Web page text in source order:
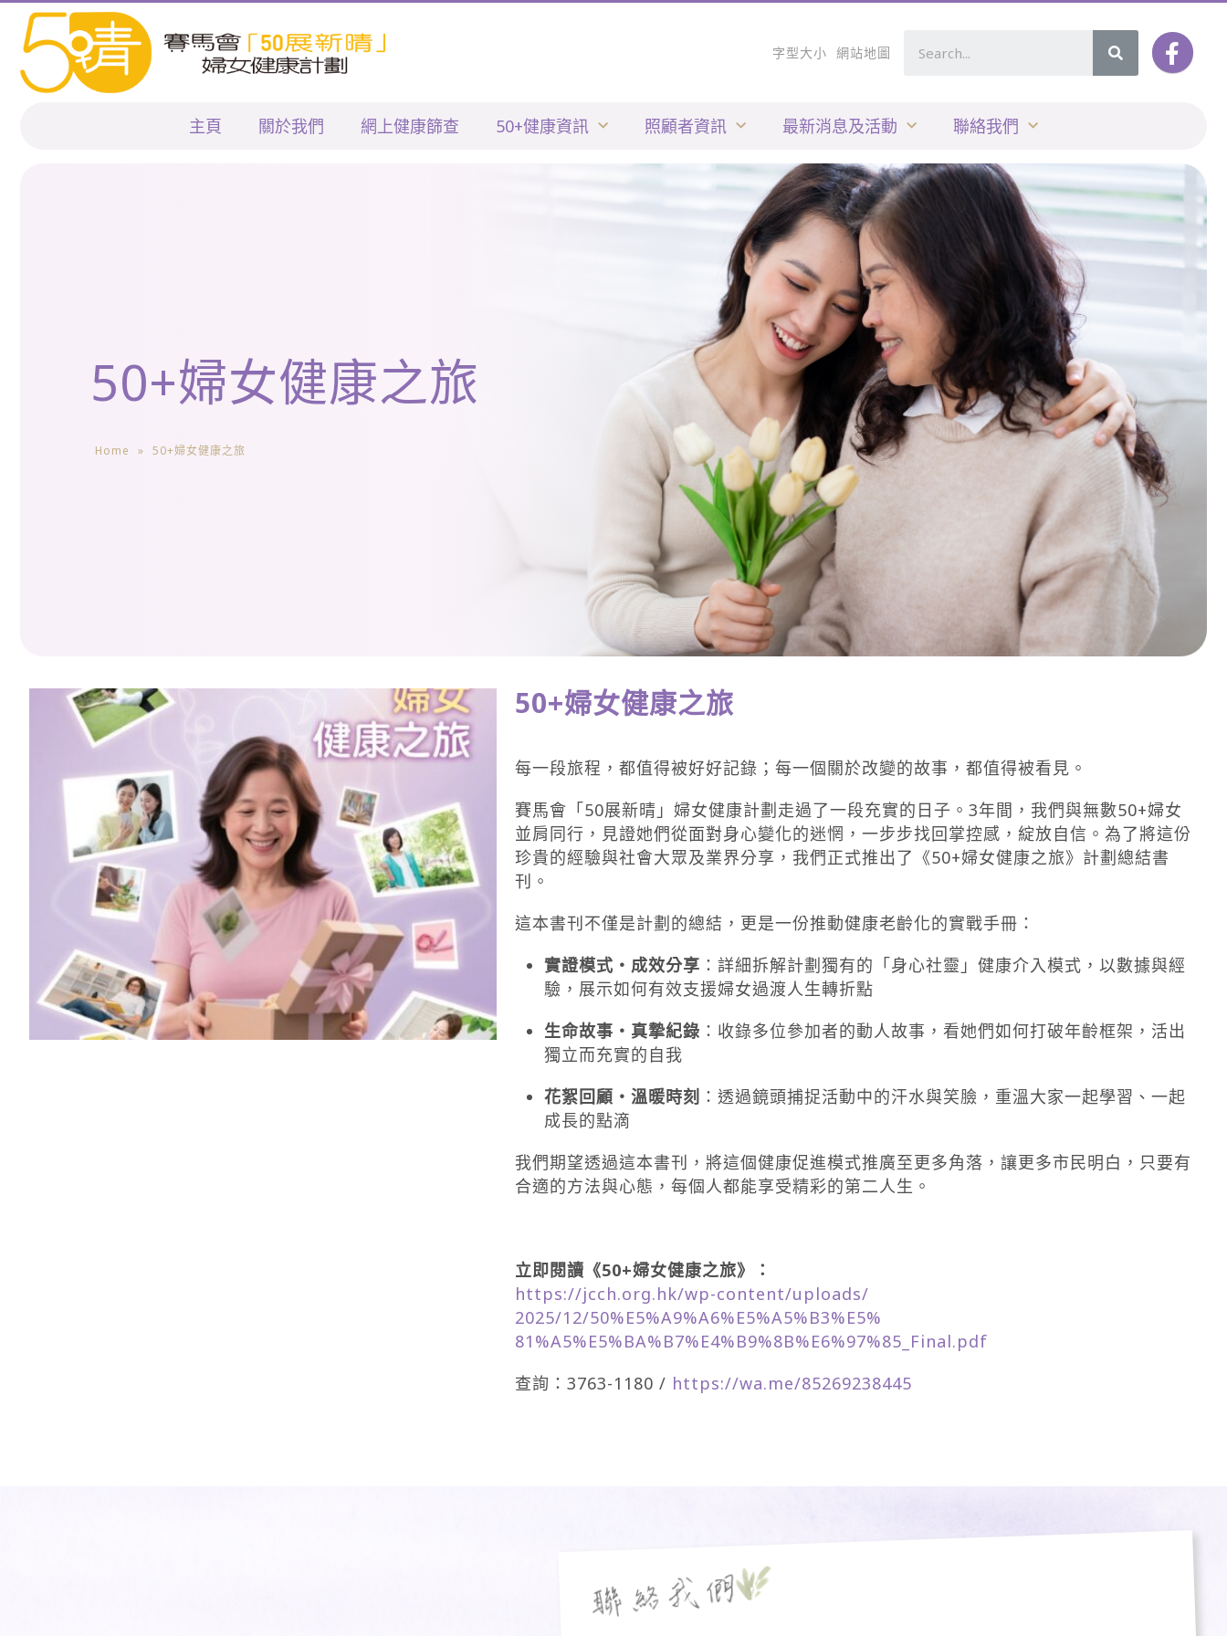
字型大小 網站地圖
主頁 關於我們 網上健康篩查 50+健康資訊 照顧者資訊 最新消息及活動 聯絡我們
50+婦女健康之旅
Home » 50+婦女健康之旅
50+婦女健康之旅
每一段旅程，都值得被好好記錄；每一個關於改變的故事，都值得被看見。
賽馬會「50展新晴」婦女健康計劃走過了一段充實的日子。3年間，我們與無數50+婦女
並肩同行，見證她們從面對身心變化的迷惘，一步步找回掌控感，綻放自信。為了將這份
珍貴的經驗與社會大眾及業界分享，我們正式推出了《50+婦女健康之旅》計劃總結書
刊。
這本書刊不僅是計劃的總結，更是一份推動健康老齡化的實戰手冊：
實證模式・成效分享 ：詳細拆解計劃獨有的「身心社靈」健康介入模式，以數據與經
驗，展示如何有效支援婦女過渡人生轉折點
生命故事・真摯紀錄 ：收錄多位參加者的動人故事，看她們如何打破年齡框架，活出
獨立而充實的自我
花絮回顧・溫暖時刻 ：透過鏡頭捕捉活動中的汗水與笑臉，重溫大家一起學習、一起
成長的點滴
我們期望透過這本書刊，將這個健康促進模式推廣至更多角落，讓更多市民明白，只要有
合適的方法與心態，每個人都能享受精彩的第二人生。
立即閱讀《50+婦女健康之旅》：
https://jcch.org.hk/wp-content/uploads/
2025/12/50%E5%A9%A6%E5%A5%B3%E5%
81%A5%E5%BA%B7%E4%B9%8B%E6%97%85_Final.pdf
查詢：3763-1180 / https://wa.me/85269238445